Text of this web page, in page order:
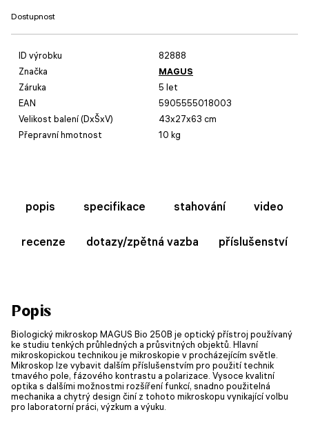
Dostupnost
ID výrobku
82888
Značka
MAGUS
Záruka
5 let
EAN
5905555018003
Velikost balení (DxŠxV)
43x27x63 cm
Přepravní hmotnost
10 kg
popis specifikace stahování video
recenze dotazy/zpětná vazba příslušenství
Popis
Biologický mikroskop MAGUS Bio 250B je optický přístroj používaný
ke studiu tenkých průhledných a průsvitných objektů. Hlavní
mikroskopickou technikou je mikroskopie v procházejícím světle.
Mikroskop lze vybavit dalším příslušenstvím pro použití technik
tmavého pole, fázového kontrastu a polarizace. Vysoce kvalitní
optika s dalšími možnostmi rozšíření funkcí, snadno použitelná
mechanika a chytrý design činí z tohoto mikroskopu vynikající volbu
pro laboratorní práci, výzkum a výuku.